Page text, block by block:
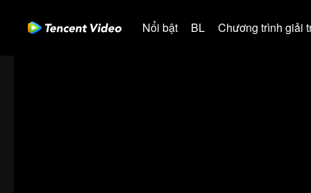
Nổi bật BL Chương trình giải